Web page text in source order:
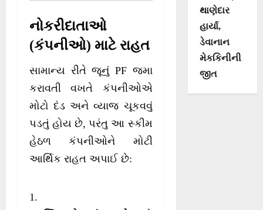
નોકરીદાતાઓ
(કંપનીઓ) માટે રાહત
સામાન્ય રીતે જૂનું PF જમા
કરાવતી વખતે કંપનીઓએ
મોટો દંડ અને વ્યાજ ચૂકવવું
પડતું હોય છે, પરંતુ આ સ્કીમ
હેઠળ કંપનીઓને મોટી
આર્થિક રાહત અપાઈ છે:
થાણેદાર
હાર્યા,
ડેવાનાન
મેકકિનીની
જીત